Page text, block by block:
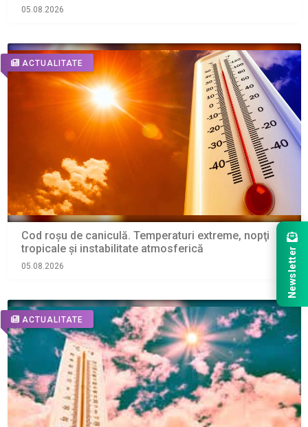
05.08.2026
ACTUALITATE
Cod roșu de caniculă. Temperaturi extreme, nopţi
tropicale şi instabilitate atmosferică
05.08.2026
ACTUALITATE
Newsletter